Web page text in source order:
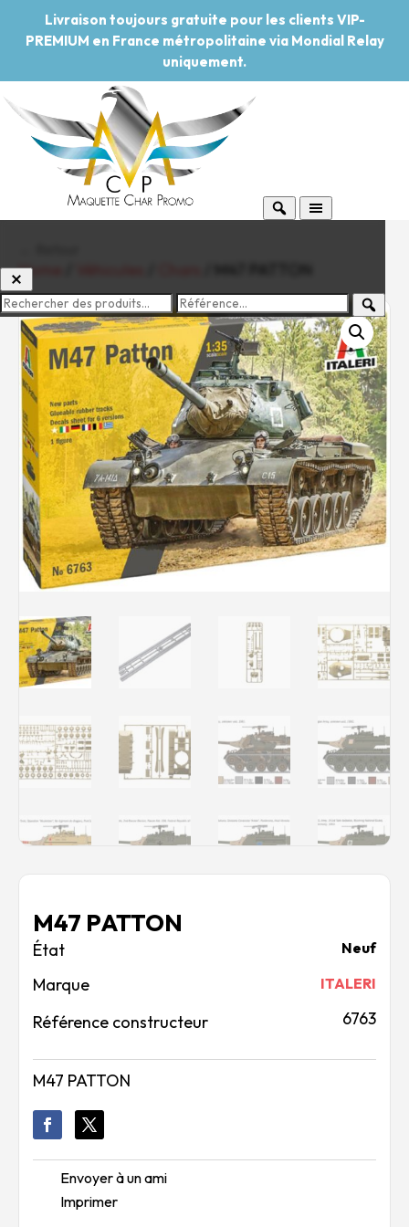
Livraison toujours gratuite pour les clients VIP-
PREMIUM en France métropolitaine via Mondial Relay
uniquement.
-20% Pouvoir d'achat
Rechercher des produits...
Mon panier 0
0,00
€
Connexion / Inscription
Véhicules
Avions
Bateaux
Trains
Figurines
Peintures
Accessoires
Puzzles
Maquette par marque
Contact
Home
M47 PATTON
Neuf
Marque ITALERI
Référence constructeur 6763
M47 PATTON
Envoyer à un ami
Imprimer